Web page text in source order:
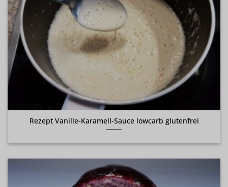
Rezept Vanille-Karamell-Sauce lowcarb glutenfrei